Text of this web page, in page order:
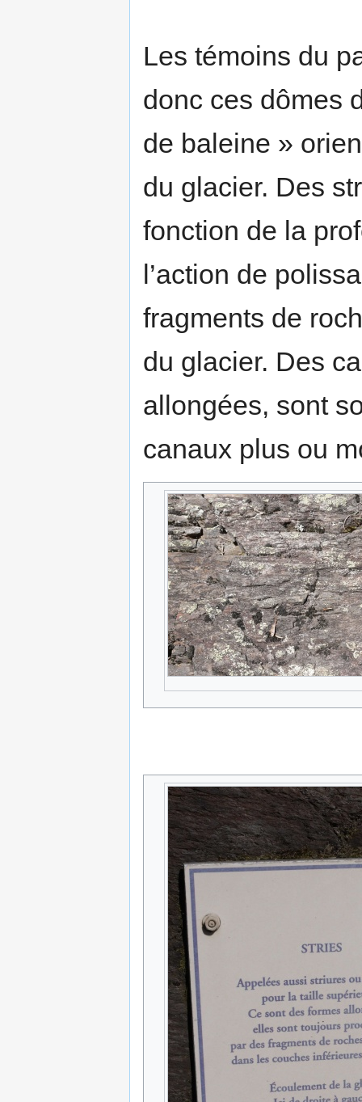
Les témoins du
donc ces dômes
de baleine »
du glacier. Des
fonction de la
l’action de
fragments de
du glacier. Des
allongées, sont
canaux plus ou